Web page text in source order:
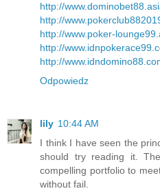
http://
http://
http://www.poker-
http://
http://
Odpowiedz
lily 10:44 AM
I think I have seen the
should try reading it.
compelling portfolio to
without fail.